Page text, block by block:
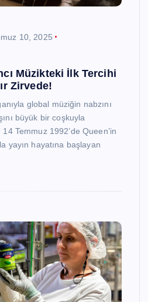
10, 2025
Müzikteki İlk Tercihi
Zirvede!
global müziğin nabzını
büyük bir coşkuyla
Temmuz 1992’de Queen’in
yayın hayatına başlayan